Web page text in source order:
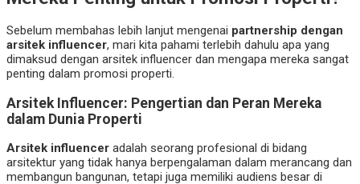
Sebelum membahas lebih lanjut mengenai partnership dengan
arsitek influencer, mari kita pahami terlebih dahulu apa yang
dimaksud dengan arsitek influencer dan mengapa mereka sangat
penting dalam promosi properti.
Arsitek Influencer: Pengertian dan Peran Mereka
dalam Dunia Properti
Arsitek influencer adalah seorang profesional di bidang
arsitektur yang tidak hanya berpengalaman dalam merancang dan
membangun bangunan, tetapi juga memiliki audiens besar di